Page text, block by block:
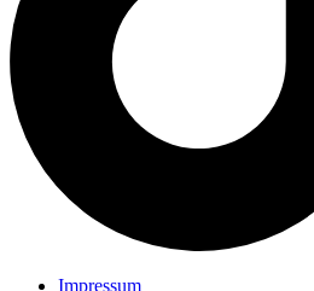
Impressum